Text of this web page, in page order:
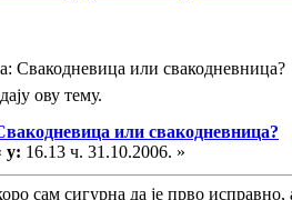
Свакодневица или
ову тему.
или свакодневница?
у: 16.13 ч. 31.10.2006. »
сам сигурна да је прво